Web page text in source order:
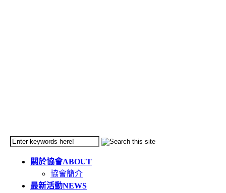
關於協會ABOUT
協會簡介
最新活動NEWS